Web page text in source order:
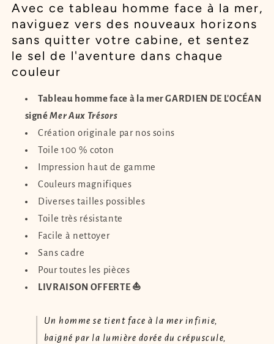
la
mer
GARDIEN
DE
L&#39;OCÉAN
la
mer
GARDIEN
DE
Avec ce tableau homme face à la mer,
naviguez vers des nouveaux horizons
sans quitter votre cabine, et sentez
le sel de l'aventure dans chaque
couleur
Tableau homme face à la mer GARDIEN DE L'OCÉAN
signéMer Aux Trésors
Création originale par nos soins
Toile 100 % coton
Impression haut de gamme
Couleurs magnifiques
Diverses tailles possibles
Toile très résistante
Facile à nettoyer
Sans cadre
Pour toutes les pièces
LIVRAISON OFFERTE ⛵
Un homme se tient face à la mer infinie,
baigné par la lumière dorée du crépuscule,